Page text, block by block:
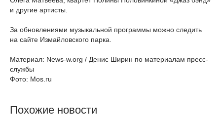
и другие артисты.
За обновлениями музыкальной программы можно следить
на сайте Измайловского парка.
Материал: News-w.org / Денис Ширин по материалам пресс-
службы
Фото: Mos.ru
Похожие новости